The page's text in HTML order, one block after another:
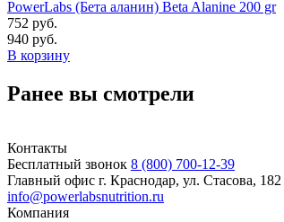
PowerLabs (Бета аланин) Beta Alanine 200 gr
752 руб.
940 руб.
В корзину
Ранее вы смотрели
Контакты
Бесплатный звонок 8 (800) 700-12-39
Главный офис г. Краснодар, ул. Стасова, 182
info@powerlabsnutrition.ru
Компания